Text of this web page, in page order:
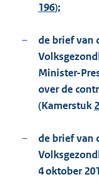
196);
–
de brief van
Minister-
over de
(Kamerstuk
–
de brief van
4 oktober